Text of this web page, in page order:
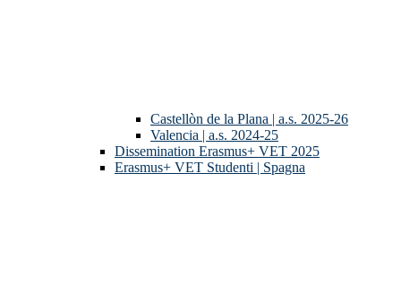
Castellòn de la Plana | a.s. 2025-26
Valencia | a.s. 2024-25
Dissemination Erasmus+ VET 2025
Erasmus+ VET Studenti | Spagna